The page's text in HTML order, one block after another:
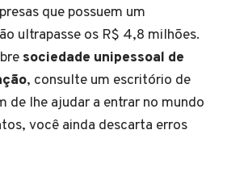
que possuem um
ultrapasse os R$ 4,8 milhões.
sociedade unipessoal de
, consulte um escritório de
de lhe ajudar a entrar no mundo
você ainda descarta erros